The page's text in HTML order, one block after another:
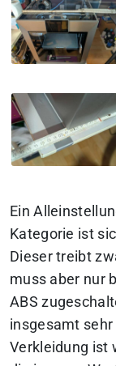
Ein
Kategorie ist
Dieser treibt
muss aber nur
ABS
insgesamt
Verkleidung ist